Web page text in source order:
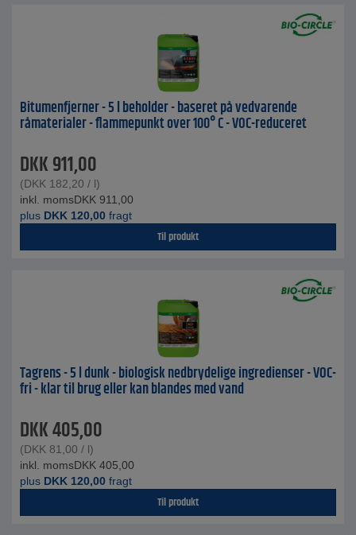
Bitumenfjerner - 5 l beholder - baseret på vedvarende
råmaterialer - flammepunkt over 100° C - VOC-reduceret
DKK911,00
(DKK 182,20 / l)
inkl. momsDKK 911,00
plus DKK 120,00 fragt
Til produkt
Tagrens - 5 l dunk - biologisk nedbrydelige ingredienser - VOC-
fri - klar til brug eller kan blandes med vand
DKK405,00
(DKK 81,00 / l)
inkl. momsDKK 405,00
plus DKK 120,00 fragt
Til produkt